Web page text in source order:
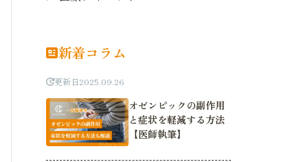
新着コラム
更新日2025.09.26
オゼンピックの副作用
と症状を軽減する方法
【医師執筆】